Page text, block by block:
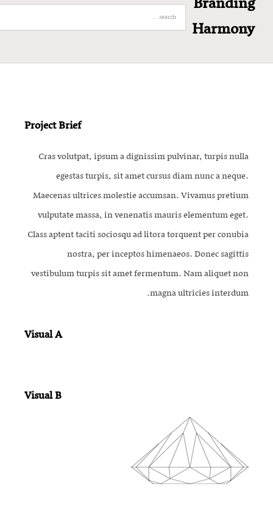
Harmony
Search
for:
Project Brief
Cras volutpat, ipsum a dignissim pulvinar, turpis nulla
egestas turpis, sit amet cursus diam nunc a neque.
Maecenas ultrices molestie accumsan. Vivamus pretium
vulputate massa, in venenatis mauris elementum eget.
Class aptent taciti sociosqu ad litora torquent per conubia
nostra, per inceptos himenaeos. Donec sagittis
vestibulum turpis sit amet fermentum. Nam aliquet non
magna ultricies interdum.
Visual A
Visual B